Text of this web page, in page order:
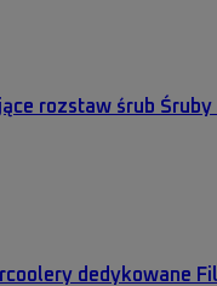
rozstaw śrub
dedykowane